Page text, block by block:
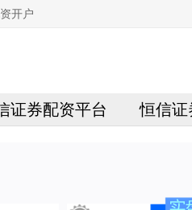
开户
证券配资平台 恒信